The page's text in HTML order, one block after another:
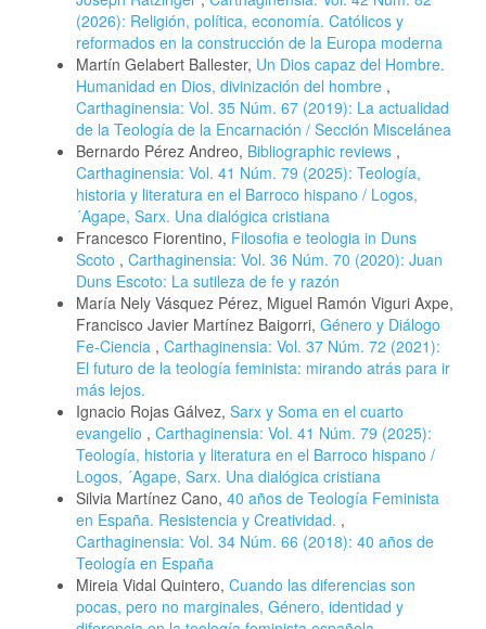
(2026): Religión, política, economía. Católicos y
reformados en la construcción de la Europa moderna
Martín Gelabert Ballester, Un Dios capaz del Hombre.
Humanidad en Dios, divinización del hombre ,
Carthaginensia: Vol. 35 Núm. 67 (2019): La actualidad
de la Teología de la Encarnación / Sección Miscelánea
Bernardo Pérez Andreo, Bibliographic reviews ,
Carthaginensia: Vol. 41 Núm. 79 (2025): Teología,
historia y literatura en el Barroco hispano / Logos,
´Agape, Sarx. Una dialógica cristiana
Francesco Fiorentino, Filosofia e teologia in Duns
Scoto , Carthaginensia: Vol. 36 Núm. 70 (2020): Juan
Duns Escoto: La sutileza de fe y razón
María Nely Vásquez Pérez, Miguel Ramón Viguri Axpe,
Francisco Javier Martínez Baigorri, Género y Diálogo
Fe-Ciencia , Carthaginensia: Vol. 37 Núm. 72 (2021):
El futuro de la teología feminista: mirando atrás para ir
más lejos.
Ignacio Rojas Gálvez, Sarx y Soma en el cuarto
evangelio , Carthaginensia: Vol. 41 Núm. 79 (2025):
Teología, historia y literatura en el Barroco hispano /
Logos, ´Agape, Sarx. Una dialógica cristiana
Silvia Martínez Cano, 40 años de Teología Feminista
en España. Resistencia y Creatividad. ,
Carthaginensia: Vol. 34 Núm. 66 (2018): 40 años de
Teología en España
Mireia Vidal Quintero, Cuando las diferencias son
pocas, pero no marginales, Género, identidad y